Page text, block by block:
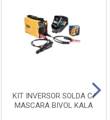
KIT INVERSOR SOLDA C/
MASCARA BIVOL KALA